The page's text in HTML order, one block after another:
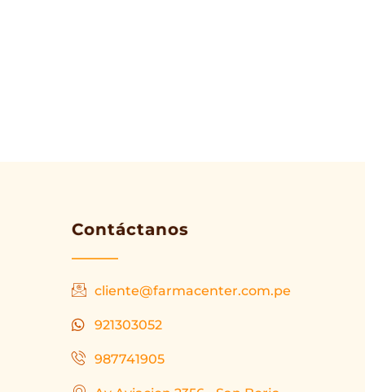
Contáctanos
cliente@farmacenter.com.pe
921303052
987741905